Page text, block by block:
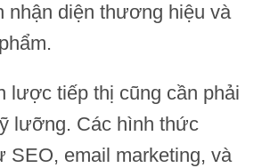
nhận diện thương hiệu và
lược tiếp thị cũng cần phải
lưỡng. Các hình thức
SEO, email marketing, và